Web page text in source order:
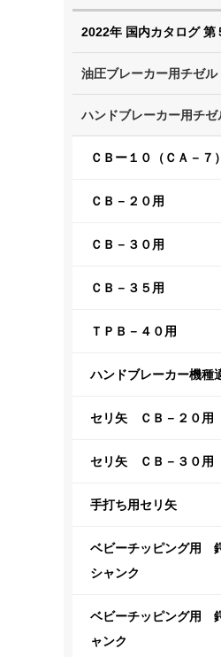
2022年 国内カタログ 第
油圧ブレーカー用チゼル
ハンドブレーカー用チゼ
ＣＢー１０（ＣＡ－７
ＣＢ－２０用
ＣＢ－３０用
ＣＢ－３５用
ＴＰＢ－４０用
ハンドブレーカー機種
セリ矢 ＣＢ－２０用
セリ矢 ＣＢ－３０用
手打ち用セリ矢
ベビーチッピング用
シャンク
ベビーチッピング用
ャンク